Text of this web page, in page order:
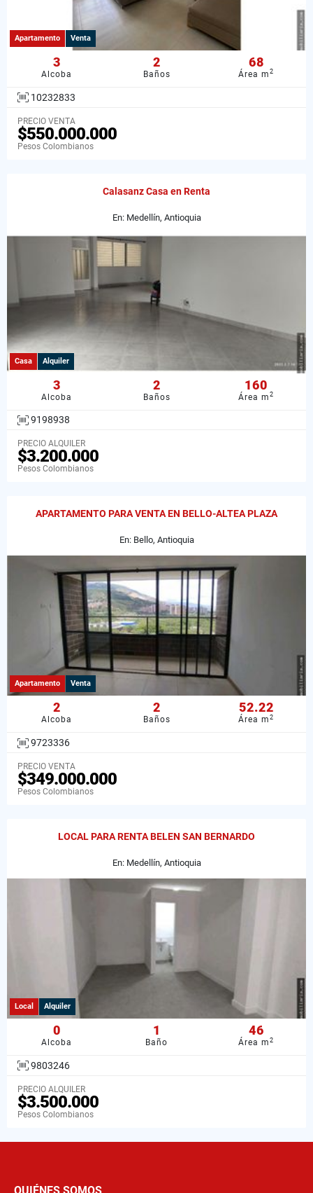
Apartamento Venta
3
Alcoba
2
Baños
68
Área m2
10232833
PRECIO VENTA
$550.000.000
Pesos Colombianos
Calasanz Casa en Renta
En: Medellín, Antioquia
Casa Alquiler
3
Alcoba
2
Baños
160
Área m2
9198938
PRECIO ALQUILER
$3.200.000
Pesos Colombianos
APARTAMENTO PARA VENTA EN BELLO-ALTEA PLAZA
En: Bello, Antioquia
Apartamento Venta
2
Alcoba
2
Baños
52.22
Área m2
9723336
PRECIO VENTA
$349.000.000
Pesos Colombianos
LOCAL PARA RENTA BELEN SAN BERNARDO
En: Medellín, Antioquia
Local Alquiler
0
Alcoba
1
Baño
46
Área m2
9803246
PRECIO ALQUILER
$3.500.000
Pesos Colombianos